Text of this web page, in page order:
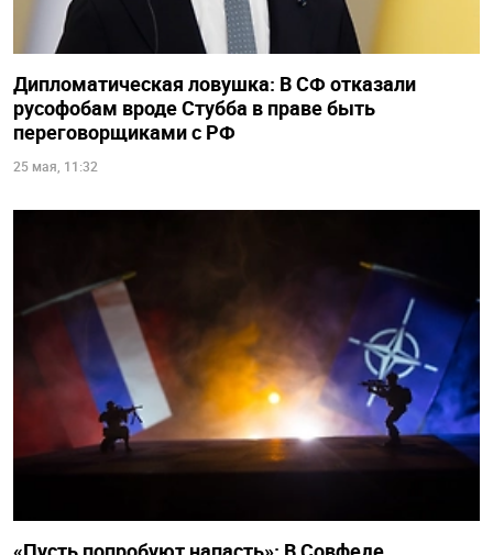
Дипломатическая ловушка: В СФ отказали
русофобам вроде Стубба в праве быть
переговорщиками с РФ
25 мая, 11:32